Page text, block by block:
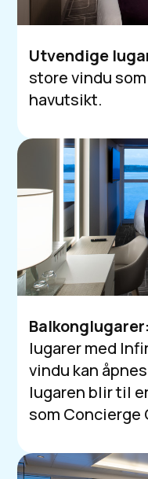
Utvendige
store vindu
havutsikt.
lugarer med
vindu kan
lugaren blir til
som Concierge